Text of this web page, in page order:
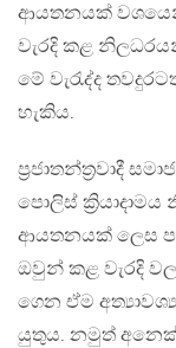
ආයතනයක්
වැරදි කළ
මේ වැරැද්ද
හැකිය.
ප්‍රජාතන්ත්‍රවාදී
පොලිස්
ආයතනයක් ලෙස
ඔවුන් කළ වැරදි
ගෙන ඒම
යුතුය. නමුත්